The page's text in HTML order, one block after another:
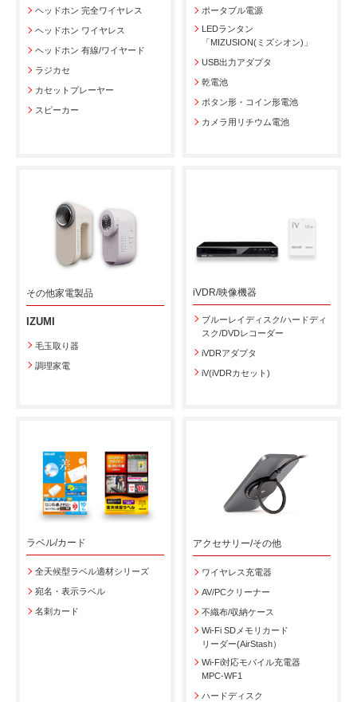
ヘッドホン 完全ワイヤレス
ヘッドホン ワイヤレス
ヘッドホン 有線/ワイヤード
ラジカセ
カセットプレーヤー
スピーカー
ポータブル電源
LEDランタン
「MIZUSION(ミズシオン)」
USB出力アダプタ
乾電池
ボタン形・コイン形電池
カメラ用リチウム電池
その他家電製品
IZUMI
毛玉取り器
調理家電
iVDR/映像機器
ブルーレイディスク/ハードディ
スク/DVDレコーダー
iVDRアダプタ
iV(iVDRカセット)
ラベル/カード
全天候型ラベル適材シリーズ
宛名・表示ラベル
名刺カード
アクセサリー/その他
ワイヤレス充電器
AV/PCクリーナー
不織布/収納ケース
Wi-Fi SDメモリカード
リーダー(AirStash）
Wi-Fi対応モバイル充電器
MPC-WF1
ハードディスク